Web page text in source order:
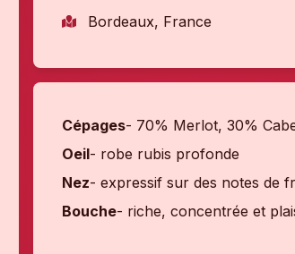
Bordeaux, France
Cépages- 70% Merlot, 30%
Oeil- robe rubis profonde
Nez- expressif sur des notes de
Bouche- riche, concentrée et